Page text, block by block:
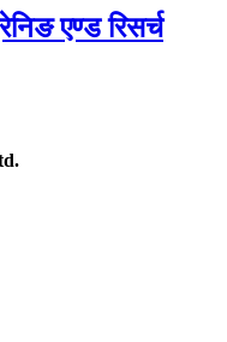
एण्ड रिसर्च